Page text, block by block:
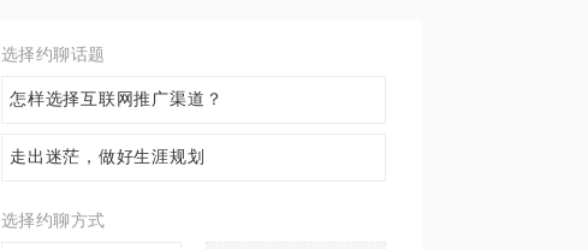
选择约聊话题
怎样选择互联网推广渠道？
走出迷茫，做好生涯规划
选择约聊方式